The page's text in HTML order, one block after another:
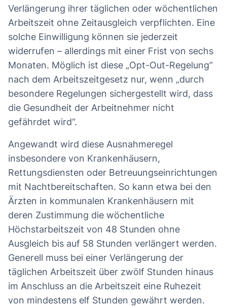
Verlängerung ihrer täglichen oder wöchentlichen
Arbeitszeit ohne Zeitausgleich verpflichten. Eine
solche Einwilligung können sie jederzeit
widerrufen – allerdings mit einer Frist von sechs
Monaten. Möglich ist diese „Opt-Out-Regelung“
nach dem Arbeitszeitgesetz nur, wenn „durch
besondere Regelungen sichergestellt wird, dass
die Gesundheit der Arbeitnehmer nicht
gefährdet wird“.
Angewandt wird diese Ausnahmeregel
insbesondere von Krankenhäusern,
Rettungsdiensten oder Betreuungseinrichtungen
mit Nachtbereitschaften. So kann etwa bei den
Ärzten in kommunalen Krankenhäusern mit
deren Zustimmung die wöchentliche
Höchstarbeitszeit von 48 Stunden ohne
Ausgleich bis auf 58 Stunden verlängert werden.
Generell muss bei einer Verlängerung der
täglichen Arbeitszeit über zwölf Stunden hinaus
im Anschluss an die Arbeitszeit eine Ruhezeit
von mindestens elf Stunden gewährt werden.